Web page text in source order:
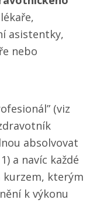
asistentky,
nebo
(viz
absolvovat
a navíc každé
kterým
k výkonu